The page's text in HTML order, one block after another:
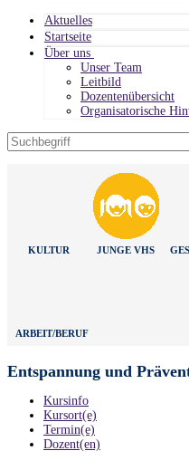
Aktuelles
Startseite
Über uns
Unser Team
Leitbild
Dozentenübersicht
Organisatorische
KULTUR JUNGE VHS
ARBEIT/BERUF
Entspannung und
Kursinfo
Kursort(e)
Termin(e)
Dozent(en)